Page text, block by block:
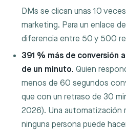
DMs se clican unas 10
marketing. Para un enlace
diferencia entre 50 y 500
391 % más de conversión
de un minuto. Quien
menos de 60 segundos
que con un retraso de 30
2026). Una automatización
ninguna persona puede